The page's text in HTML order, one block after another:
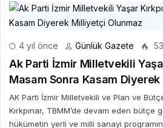
4 yıl önce Günlük Gazete
Ak Parti İzmir Milletvekili
Masam Sonra Kasam
AK Parti İzmir Milletvekili ve Plan ve
Kırkpınar, TBMM’de devam eden bütçe
hükümetin yerli ve milli sanayi